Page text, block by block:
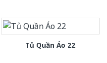
Tủ Quần Áo 22